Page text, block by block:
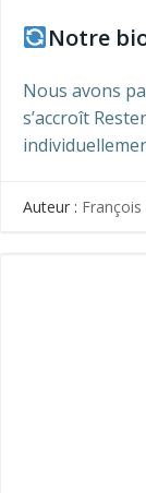
Notre
Nous avons
s’accroît
Auteur :